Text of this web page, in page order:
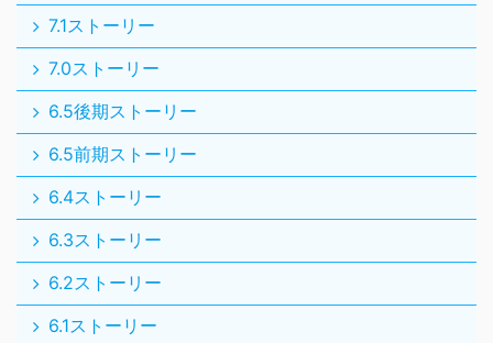
7.1ストーリー
7.0ストーリー
6.5後期ストーリー
6.5前期ストーリー
6.4ストーリー
6.3ストーリー
6.2ストーリー
6.1ストーリー